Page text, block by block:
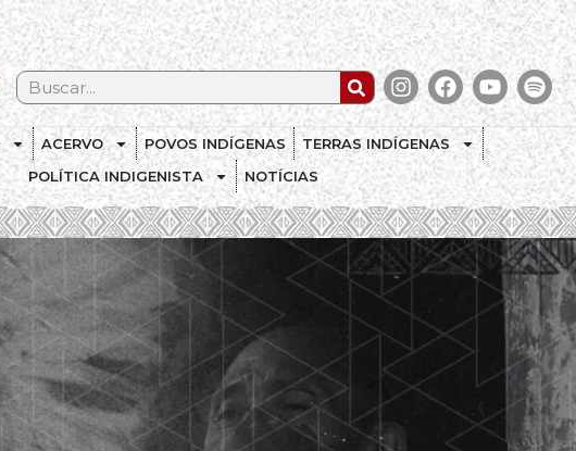
ACERVO POVOS INDÍGENAS
TERRAS INDÍGENAS
POLÍTICA INDIGENISTA
NOTÍCIAS